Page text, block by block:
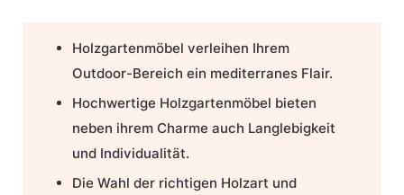
Holzgartenmöbel verleihen Ihrem
Outdoor-Bereich ein mediterranes Flair.
Hochwertige Holzgartenmöbel bieten
neben ihrem Charme auch Langlebigkeit
und Individualität.
Die Wahl der richtigen Holzart und